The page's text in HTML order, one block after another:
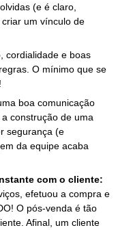
(e é claro,
um vínculo de
cordialidade e boas
O mínimo que se
boa comunicação
construção de uma
segurança (e
da equipe acaba
com o cliente:
efetuou a compra e
O pós-venda é tão
Afinal, um cliente